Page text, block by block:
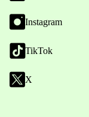
Instagram
TikTok
X